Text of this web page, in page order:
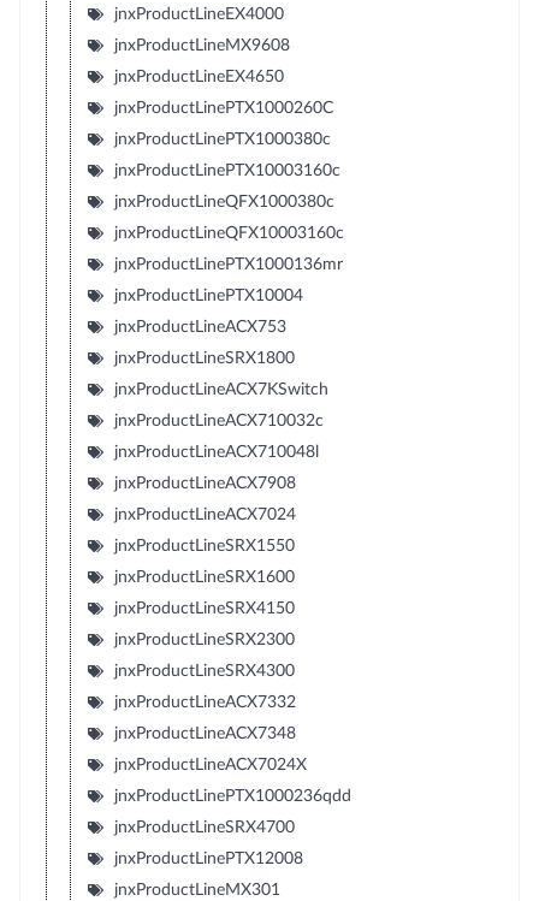
jnxProductLineEX4000
jnxProductLineMX9608
jnxProductLineEX4650
jnxProductLinePTX1000260C
jnxProductLinePTX1000380c
jnxProductLinePTX10003160c
jnxProductLineQFX1000380c
jnxProductLineQFX10003160c
jnxProductLinePTX1000136mr
jnxProductLinePTX10004
jnxProductLineACX753
jnxProductLineSRX1800
jnxProductLineACX7KSwitch
jnxProductLineACX710032c
jnxProductLineACX710048l
jnxProductLineACX7908
jnxProductLineACX7024
jnxProductLineSRX1550
jnxProductLineSRX1600
jnxProductLineSRX4150
jnxProductLineSRX2300
jnxProductLineSRX4300
jnxProductLineACX7332
jnxProductLineACX7348
jnxProductLineACX7024X
jnxProductLinePTX1000236qdd
jnxProductLineSRX4700
jnxProductLinePTX12008
jnxProductLineMX301